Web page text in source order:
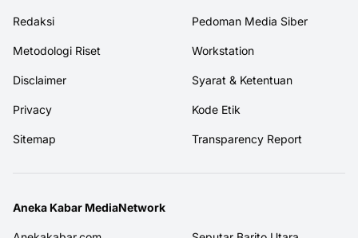
Redaksi Pedoman Media Siber
Metodologi Riset Workstation
Disclaimer Syarat & Ketentuan
Privacy Kode Etik
Sitemap Transparency Report
Aneka Kabar MediaNetwork